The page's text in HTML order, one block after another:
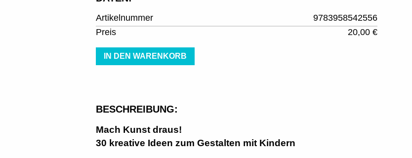
Artikelnummer
9783958542556
Preis
20,00 €
IN DEN WARENKORB
BESCHREIBUNG:
Mach Kunst draus!
30 kreative Ideen zum Gestalten mit Kindern